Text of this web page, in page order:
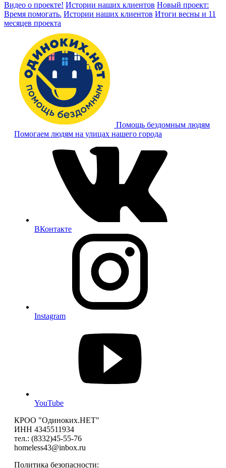
Видео о проекте! Истории наших клиентов Новый проект:
Время помогать. Истории наших клиентов Итоги весны и 11
месяцев проекта
Помощь бездомным людям
Помогаем людям на улицах нашего города
ВКонтакте
Instagram
YouTube
КРОО "Одиноких.НЕТ"
ИНН 4345511934
тел.: (8332)45-55-76
homeless43@inbox.ru
Политика безопасности: